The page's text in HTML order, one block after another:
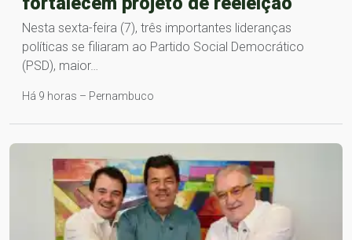
Nesta sexta-feira (7), três importantes lideranças
políticas se filiaram ao Partido Social Democrático
(PSD), maior…
Há 9 horas – Pernambuco